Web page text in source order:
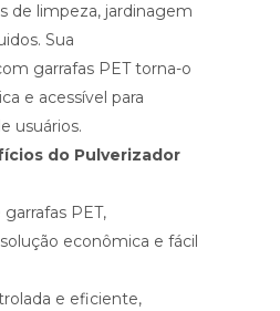
de limpeza, jardinagem
Sua
garrafas PET torna-o
e acessível para
usuários.
do Pulverizador
PET,
econômica e fácil
e eficiente,